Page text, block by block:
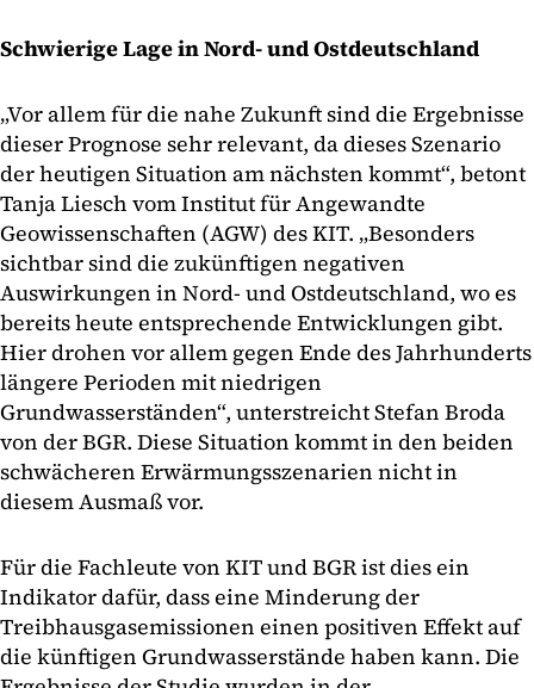
Schwierige Lage in Nord- und Ostdeutschland
„Vor allem für die nahe Zukunft sind die Ergebnisse
dieser Prognose sehr relevant, da dieses Szenario
der heutigen Situation am nächsten kommt“, betont
Tanja Liesch vom Institut für Angewandte
Geowissenschaften (AGW) des KIT. „Besonders
sichtbar sind die zukünftigen negativen
Auswirkungen in Nord- und Ostdeutschland, wo es
bereits heute entsprechende Entwicklungen gibt.
Hier drohen vor allem gegen Ende des Jahrhunderts
längere Perioden mit niedrigen
Grundwasserständen“, unterstreicht Stefan Broda
von der BGR. Diese Situation kommt in den beiden
schwächeren Erwärmungsszenarien nicht in
diesem Ausmaß vor.
Für die Fachleute von KIT und BGR ist dies ein
Indikator dafür, dass eine Minderung der
Treibhausgasemissionen einen positiven Effekt auf
die künftigen Grundwasserstände haben kann. Die